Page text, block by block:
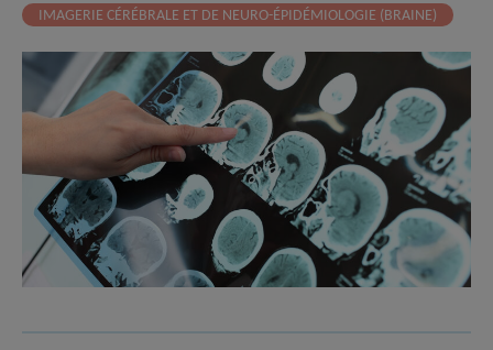
IMAGERIE CÉRÉBRALE ET DE NEURO-ÉPIDÉMIOLOGIE (BRAINE)